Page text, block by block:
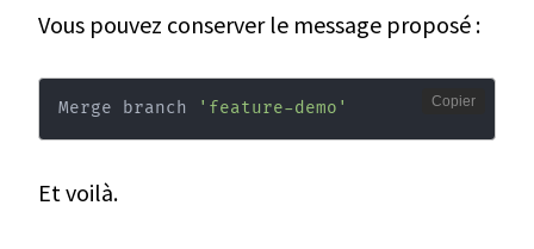
Vous pouvez conserver le message proposé :
Merge branch 'feature-demo' Copier
Et voilà.